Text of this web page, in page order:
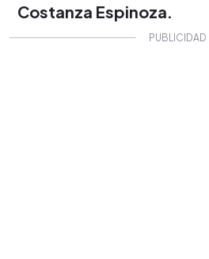
Costanza Espinoza.